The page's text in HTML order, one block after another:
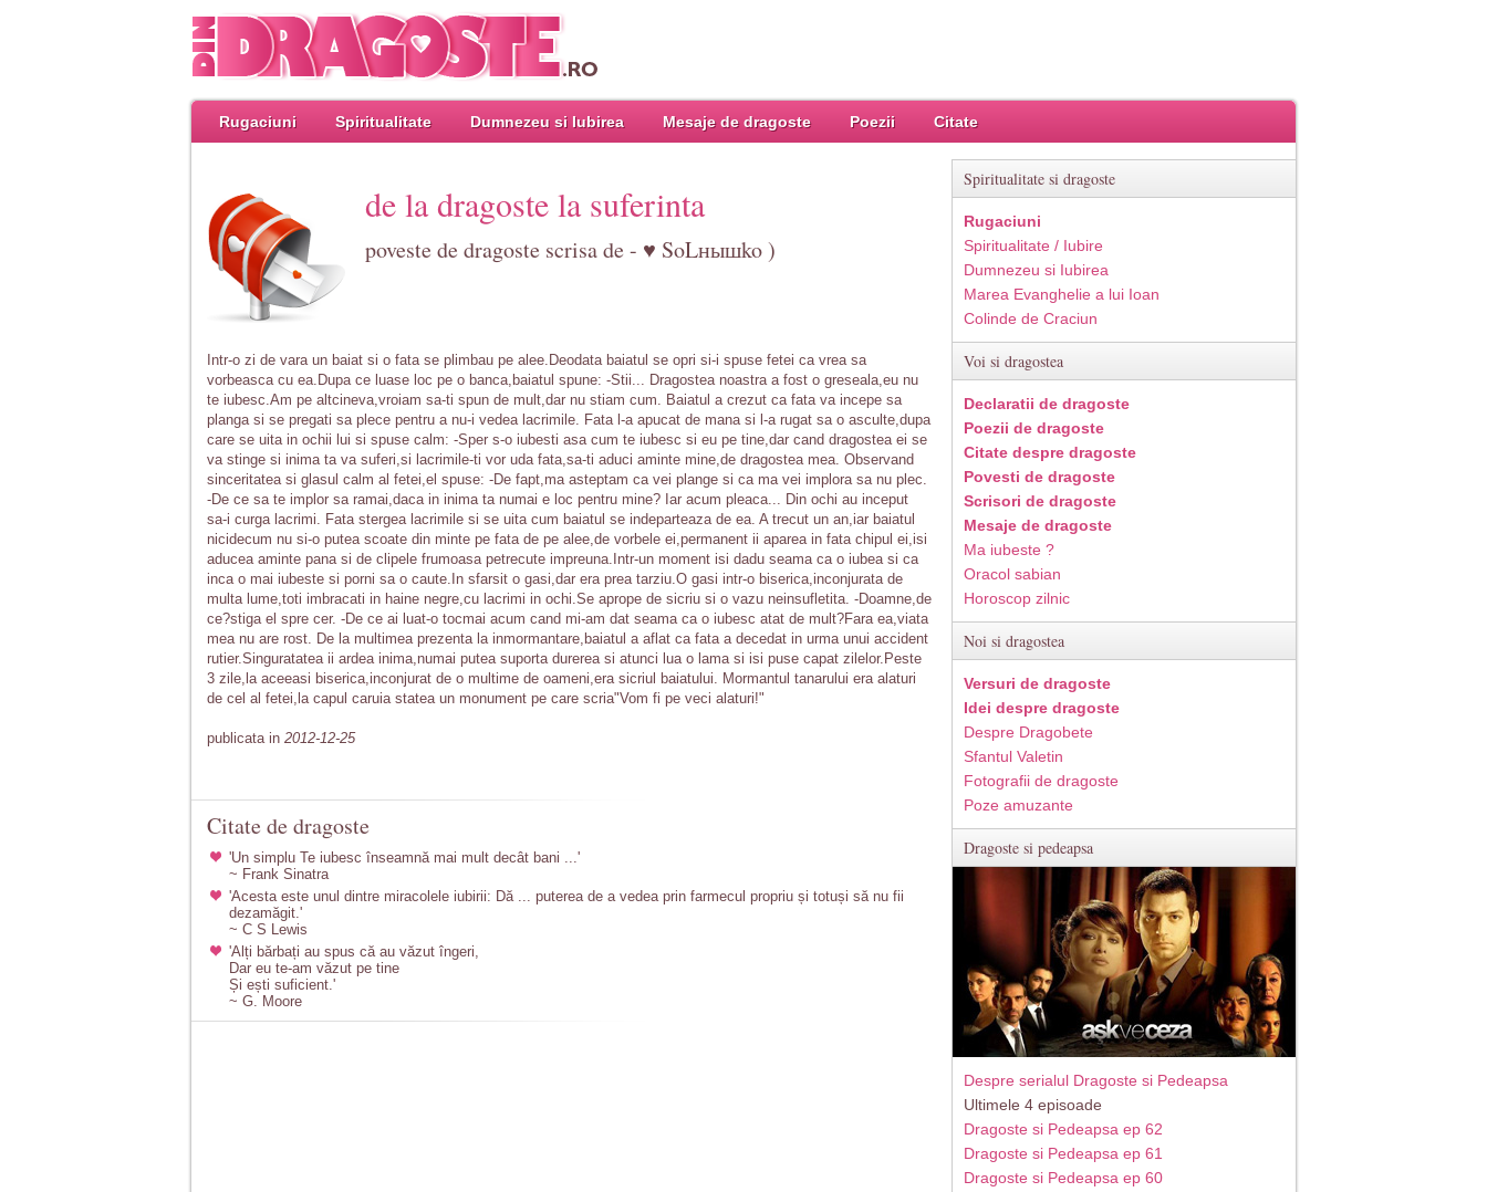
Rugaciuni Spiritualitate Dumnezeu si Iubirea Mesaje de dragoste Poezii Citate
de la dragoste la suferinta
poveste de dragoste scrisa de - ♥ SoLнышko )
Intr-o zi de vara un baiat si o fata se plimbau pe alee.Deodata baiatul se opri si-i spuse fetei ca vrea sa
vorbeasca cu ea.Dupa ce luase loc pe o banca,baiatul spune: -Stii... Dragostea noastra a fost o greseala,eu nu
te iubesc.Am pe altcineva,vroiam sa-ti spun de mult,dar nu stiam cum. Baiatul a crezut ca fata va incepe sa
planga si se pregati sa plece pentru a nu-i vedea lacrimile. Fata l-a apucat de mana si l-a rugat sa o asculte,dupa
care se uita in ochii lui si spuse calm: -Sper s-o iubesti asa cum te iubesc si eu pe tine,dar cand dragostea ei se
va stinge si inima ta va suferi,si lacrimile-ti vor uda fata,sa-ti aduci aminte mine,de dragostea mea. Observand
sinceritatea si glasul calm al fetei,el spuse: -De fapt,ma asteptam ca vei plange si ca ma vei implora sa nu plec.
-De ce sa te implor sa ramai,daca in inima ta numai e loc pentru mine? Iar acum pleaca... Din ochi au inceput
sa-i curga lacrimi. Fata stergea lacrimile si se uita cum baiatul se indeparteaza de ea. A trecut un an,iar baiatul
nicidecum nu si-o putea scoate din minte pe fata de pe alee,de vorbele ei,permanent ii aparea in fata chipul ei,isi
aducea aminte pana si de clipele frumoasa petrecute impreuna.Intr-un moment isi dadu seama ca o iubea si ca
inca o mai iubeste si porni sa o caute.In sfarsit o gasi,dar era prea tarziu.O gasi intr-o biserica,inconjurata de
multa lume,toti imbracati in haine negre,cu lacrimi in ochi.Se aprope de sicriu si o vazu neinsufletita. -Doamne,de
ce?stiga el spre cer. -De ce ai luat-o tocmai acum cand mi-am dat seama ca o iubesc atat de mult?Fara ea,viata
mea nu are rost. De la multimea prezenta la inmormantare,baiatul a aflat ca fata a decedat in urma unui accident
rutier.Singuratatea ii ardea inima,numai putea suporta durerea si atunci lua o lama si isi puse capat zilelor.Peste
3 zile,la aceeasi biserica,inconjurat de o multime de oameni,era sicriul baiatului. Mormantul tanarului era alaturi
de cel al fetei,la capul caruia statea un monument pe care scria"Vom fi pe veci alaturi!"
publicata in 2012-12-25
Citate de dragoste
'Un simplu Te iubesc înseamnă mai mult decât bani ...'
~ Frank Sinatra
'Acesta este unul dintre miracolele iubirii: Dă ... puterea de a vedea prin farmecul propriu și totuși să nu fii
dezamăgit.'
~ C S Lewis
'Alți bărbați au spus că au văzut îngeri,
Dar eu te-am văzut pe tine
Și ești suficient.'
~ G. Moore
Spiritualitate si dragoste
Rugaciuni
Spiritualitate / Iubire
Dumnezeu si Iubirea
Marea Evanghelie a lui Ioan
Colinde de Craciun
Voi si dragostea
Declaratii de dragoste
Poezii de dragoste
Citate despre dragoste
Povesti de dragoste
Scrisori de dragoste
Mesaje de dragoste
Ma iubeste ?
Oracol sabian
Horoscop zilnic
Noi si dragostea
Versuri de dragoste
Idei despre dragoste
Despre Dragobete
Sfantul Valetin
Fotografii de dragoste
Poze amuzante
Dragoste si pedeapsa
Despre serialul Dragoste si Pedeapsa
Ultimele 4 episoade
Dragoste si Pedeapsa ep 62
Dragoste si Pedeapsa ep 61
Dragoste si Pedeapsa ep 60